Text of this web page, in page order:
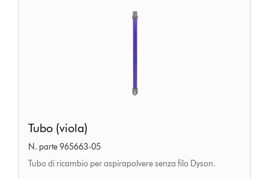
(viola)
Tubo (viola)
N. parte 965663-05
Tubo di ricambio per aspirapolvere senza filo Dyson.